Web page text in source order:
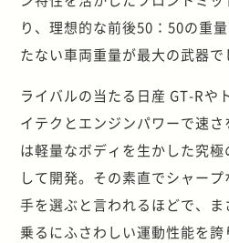
り、理想的な前後50：50の重
たない車両重量が最大の武器で
ライバルの当たる日産 GT-Rや
イテクとエンジンパワーで速
は軽量なボディを生かした究
して開発。その素直でシャー
手を選ぶと言われるほどで、
乗るにふさわしい運動性能を誇